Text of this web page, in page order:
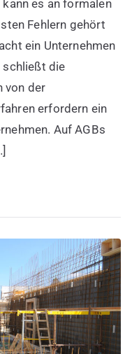
es an formalen
Fehlern gehört
ein Unternehmen
schließt die
von der
erfordern ein
Auf AGBs